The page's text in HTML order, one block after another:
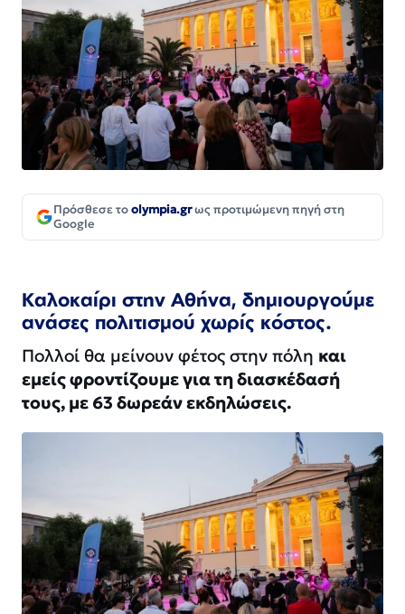
Πρόσθεσε τοolympia.grως προτιμώμενη πηγή στη
Google
Καλοκαίρι στην Αθήνα, δημιουργούμε
ανάσες πολιτισμού χωρίς κόστος.
Πολλοί θα μείνουν φέτος στην πόλη και
εμείς φροντίζουμε για τη διασκέδασή
τους, με 63 δωρεάν εκδηλώσεις.